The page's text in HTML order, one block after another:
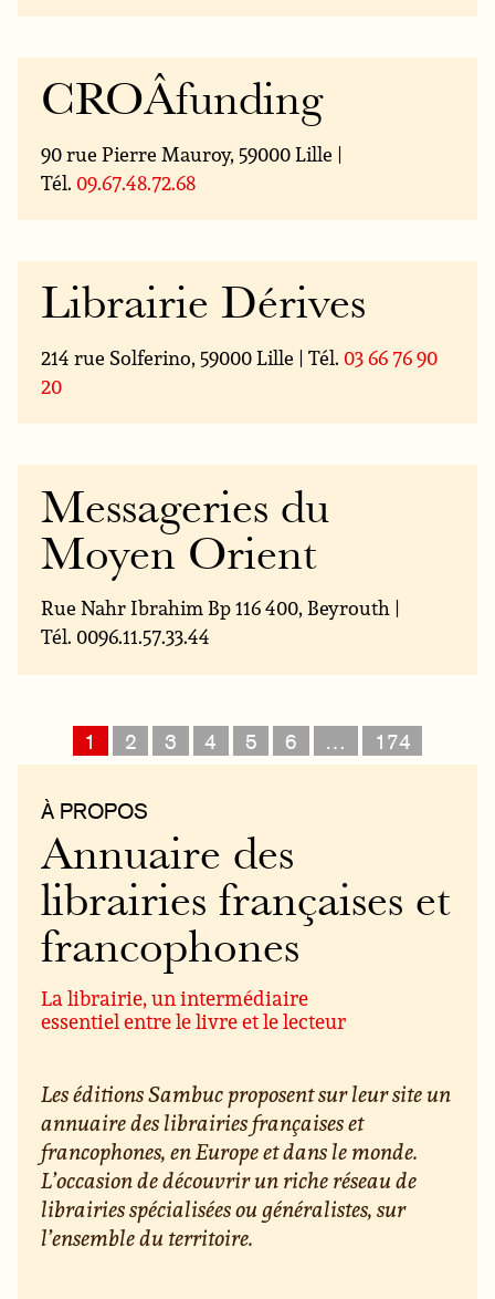
CROÂfunding
90 rue Pierre Mauroy, 59000 Lille |
Tél. 09.67.48.72.68
Librairie Dérives
214 rue Solferino, 59000 Lille | Tél. 03 66 76 90
20
Messageries du
Moyen Orient
Rue Nahr Ibrahim Bp 116 400, Beyrouth |
Tél. 0096.11.57.33.44
1 2 3 4 5 6 … 174
À PROPOS
Annuaire des
librairies françaises et
francophones
La librairie, un intermédiaire
essentiel entre le livre et le lecteur
Les éditions Sambuc proposent sur leur site un
annuaire des librairies françaises et
francophones, en Europe et dans le monde.
L’occasion de découvrir un riche réseau de
librairies spécialisées ou généralistes, sur
l’ensemble du territoire.